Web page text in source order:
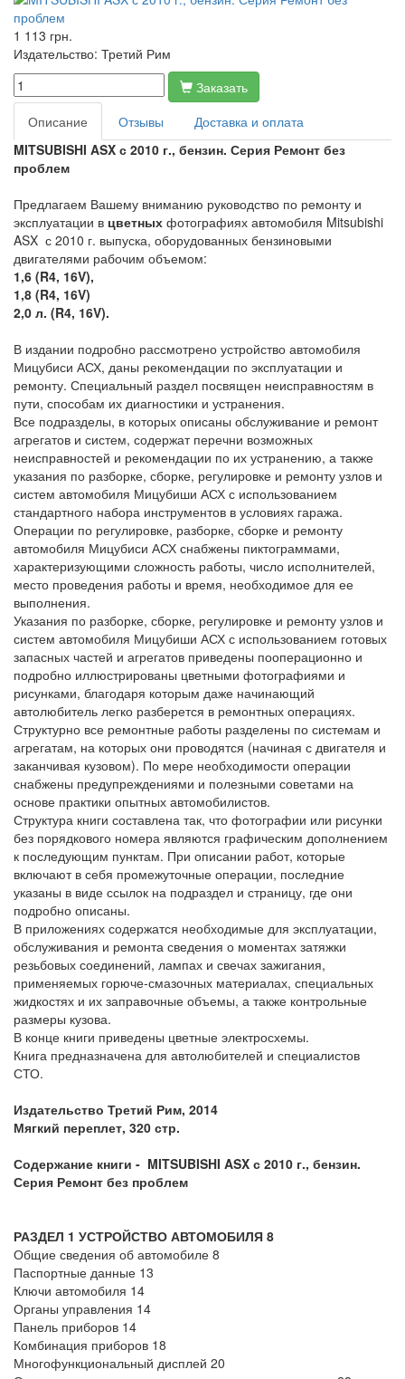
1 113 грн.
Издательство: Третий Рим
Заказать
Описание
Отзывы
Доставка и оплата
MITSUBISHI ASX с 2010 г., бензин. Серия Ремонт без
проблем
Предлагаем Вашему вниманию руководство по ремонту и
эксплуатации в цветных фотографиях автомобиля Mitsubishi
ASX с 2010 г. выпуска, оборудованных бензиновыми
двигателями рабочим объемом:
1,6 (R4, 16V),
1,8 (R4, 16V)
2,0 л. (R4, 16V).
В издании подробно рассмотрено устройство автомобиля
Мицубиси АСХ, даны рекомендации по эксплуатации и
ремонту. Специальный раздел посвящен неисправностям в
пути, способам их диагностики и устранения.
Все подразделы, в которых описаны обслуживание и ремонт
агрегатов и систем, содержат перечни возможных
неисправностей и рекомендации по их устранению, а также
указания по разборке, сборке, регулировке и ремонту узлов и
систем автомобиля Мицубиши АСХ с использованием
стандартного набора инструментов в условиях гаража.
Операции по регулировке, разборке, сборке и ремонту
автомобиля Мицубиси АСХ снабжены пиктограммами,
характеризующими сложность работы, число исполнителей,
место проведения работы и время, необходимое для ее
выполнения.
Указания по разборке, сборке, регулировке и ремонту узлов и
систем автомобиля Мицубиши АСХ с использованием готовых
запасных частей и агрегатов приведены пооперационно и
подробно иллюстрированы цветными фотографиями и
рисунками, благодаря которым даже начинающий
автолюбитель легко разберется в ремонтных операциях.
Структурно все ремонтные работы разделены по системам и
агрегатам, на которых они проводятся (начиная с двигателя и
заканчивая кузовом). По мере необходимости операции
снабжены предупреждениями и полезными советами на
основе практики опытных автомобилистов.
Структура книги составлена так, что фотографии или рисунки
без порядкового номера являются графическим дополнением
к последующим пунктам. При описании работ, которые
включают в себя промежуточные операции, последние
указаны в виде ссылок на подраздел и страницу, где они
подробно описаны.
В приложениях содержатся необходимые для эксплуатации,
обслуживания и ремонта сведения о моментах затяжки
резьбовых соединений, лампах и свечах зажигания,
применяемых горюче-смазочных материалах, специальных
жидкостях и их заправочные объемы, а также контрольные
размеры кузова.
В конце книги приведены цветные электросхемы.
Книга предназначена для автолюбителей и специалистов
СТО.
Издательство Третий Рим, 2014
Мягкий переплет, 320 стр.
Содержание книги - MITSUBISHI ASX с 2010 г., бензин.
Серия Ремонт без проблем
РАЗДЕЛ 1 УСТРОЙСТВО АВТОМОБИЛЯ 8
Общие сведения об автомобиле 8
Паспортные данные 13
Ключи автомобиля 14
Органы управления 14
Панель приборов 14
Комбинация приборов 18
Многофункциональный дисплей 20